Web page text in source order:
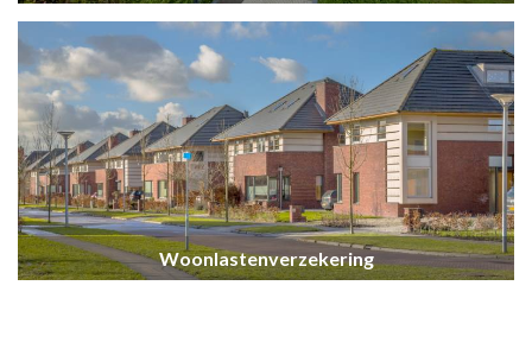
Woonlastenverzekering